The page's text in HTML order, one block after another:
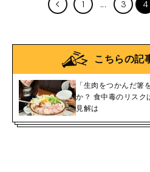
1 3 4
こちらの記
「生肉をつかんだ箸
か？ 食中毒のリスク
見解は